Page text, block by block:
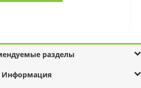
разделы
Информация